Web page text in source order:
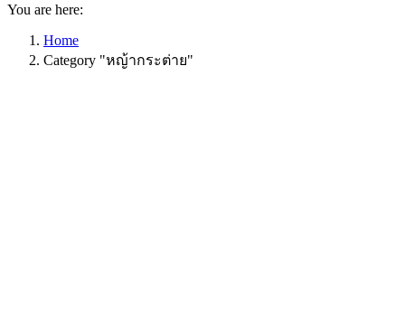
You are here:
Home
Category "หญ้ากระต่าย"